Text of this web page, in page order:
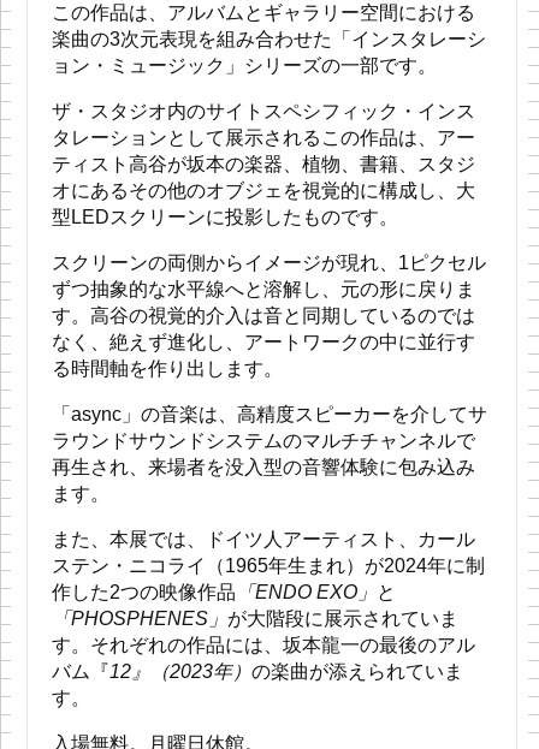
この作品は、アルバムとギャラリー空間における
楽曲の3次元表現を組み合わせた「インスタレーシ
ョン・ミュージック」シリーズの一部です。
ザ・スタジオ内のサイトスペシフィック・インス
タレーションとして展示されるこの作品は、アー
ティスト高谷が坂本の楽器、植物、書籍、スタジ
オにあるその他のオブジェを視覚的に構成し、大
型LEDスクリーンに投影したものです。
スクリーンの両側からイメージが現れ、1ピクセル
ずつ抽象的な水平線へと溶解し、元の形に戻りま
す。高谷の視覚的介入は音と同期しているのでは
なく、絶えず進化し、アートワークの中に並行す
る時間軸を作り出します。
「async」の音楽は、高精度スピーカーを介してサ
ラウンドサウンドシステムのマルチチャンネルで
再生され、来場者を没入型の音響体験に包み込み
ます。
また、本展では、ドイツ人アーティスト、カール
ステン・ニコライ（1965年生まれ）が2024年に制
作した2つの映像作品 「ENDO EXO」 と
「PHOSPHENES」 が大階段に展示されていま
す。それぞれの作品には、坂本龍一の最後のアル
バム『12』（2023年）の楽曲が添えられていま
す。
入場無料。月曜日休館。